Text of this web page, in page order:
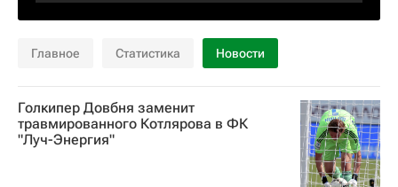
Главное Статистика Новости
Голкипер Довбня заменит
травмированного Котлярова в ФК
"Луч-Энергия"